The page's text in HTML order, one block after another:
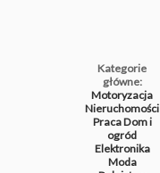
Kategorie
główne:
Motoryzacja
Nieruchomości
PracaDom i
ogród
Elektronika
Moda